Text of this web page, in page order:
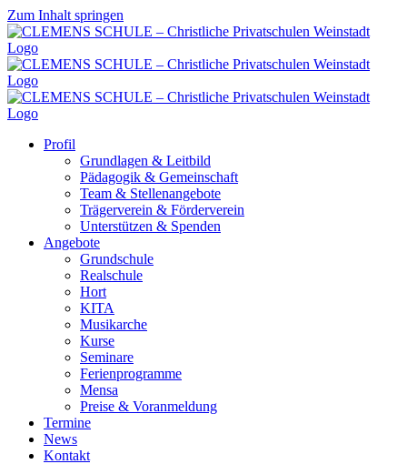
Zum Inhalt springen
Profil
Grundlagen & Leitbild
Pädagogik & Gemeinschaft
Team & Stellenangebote
Trägerverein & Förderverein
Unterstützen & Spenden
Angebote
Grundschule
Realschule
Hort
KITA
Musikarche
Kurse
Seminare
Ferienprogramme
Mensa
Preise & Voranmeldung
Termine
News
Kontakt